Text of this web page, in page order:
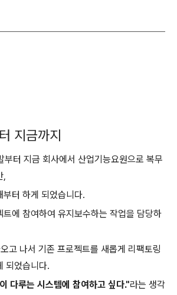
지금까지
터 지금 회사에서 산업기능요원으로 복무
,
터 하게 되었습니다.
에 참여하여 유지보수하는 작업을 담당하
고 나서 기존 프로젝트를 새롭게 리팩토링
되었습니다.
다루는 시스템에 참여하고 싶다."라는 생각